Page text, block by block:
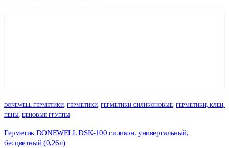
DONEWELL ГЕРМЕТИКИ, ГЕРМЕТИКИ, ГЕРМЕТИКИ СИЛИКОНОВЫЕ, ГЕРМЕТИКИ, КЛЕИ,
ПЕНЫ, ЦЕНОВЫЕ ГРУППЫ
Герметик DONEWELL DSK-100 силикон. универсальный,
бесцветный (0,26л)